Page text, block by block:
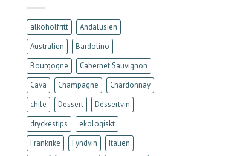
alkoholfritt
Andalusien
Australien
Bardolino
Bourgogne
Cabernet Sauvignon
Cava
Champagne
Chardonnay
chile
Dessert
Dessertvin
dryckestips
ekologiskt
Frankrike
Fyndvin
Italien